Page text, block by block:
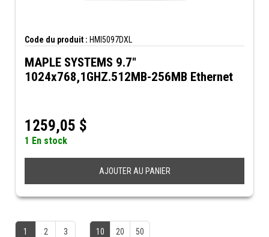
Code du produit : HMI5097DXL
MAPLE SYSTEMS 9.7"
1024x768,1GHZ.512MB-256MB Ethernet
1259,05 $
1 En stock
AJOUTER AU PANIER
1 2 3 10 20 50